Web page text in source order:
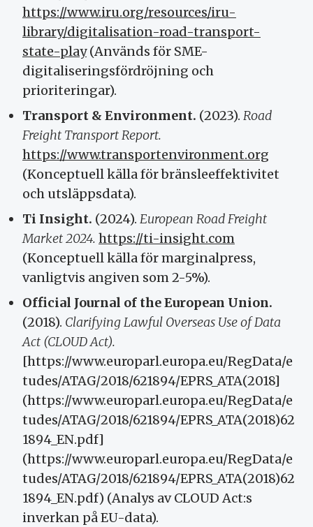
https://www.iru.org/resources/iru-
library/digitalisation-road-transport-
state-play(Används för SME-
digitaliseringsfördröjning och
prioriteringar).
Transport & Environment. (2023). Road
Freight Transport Report.
https://www.transportenvironment.org
(Konceptuell källa för bränsleeffektivitet
och utsläppsdata).
Ti Insight. (2024). European Road Freight
Market 2024. https://ti-insight.com
(Konceptuell källa för marginalpress,
vanligtvis angiven som 2-5%).
Official Journal of the European Union.
(2018). Clarifying Lawful Overseas Use of Data
Act (CLOUD Act).
[https://www.europarl.europa.eu/RegData/e
tudes/ATAG/2018/621894/EPRS_ATA(2018]
(https://www.europarl.europa.eu/RegData/e
tudes/ATAG/2018/621894/EPRS_ATA(2018)62
1894_EN.pdf]
(https://www.europarl.europa.eu/RegData/e
tudes/ATAG/2018/621894/EPRS_ATA(2018)62
1894_EN.pdf) (Analys av CLOUD Act:s
inverkan på EU-data).